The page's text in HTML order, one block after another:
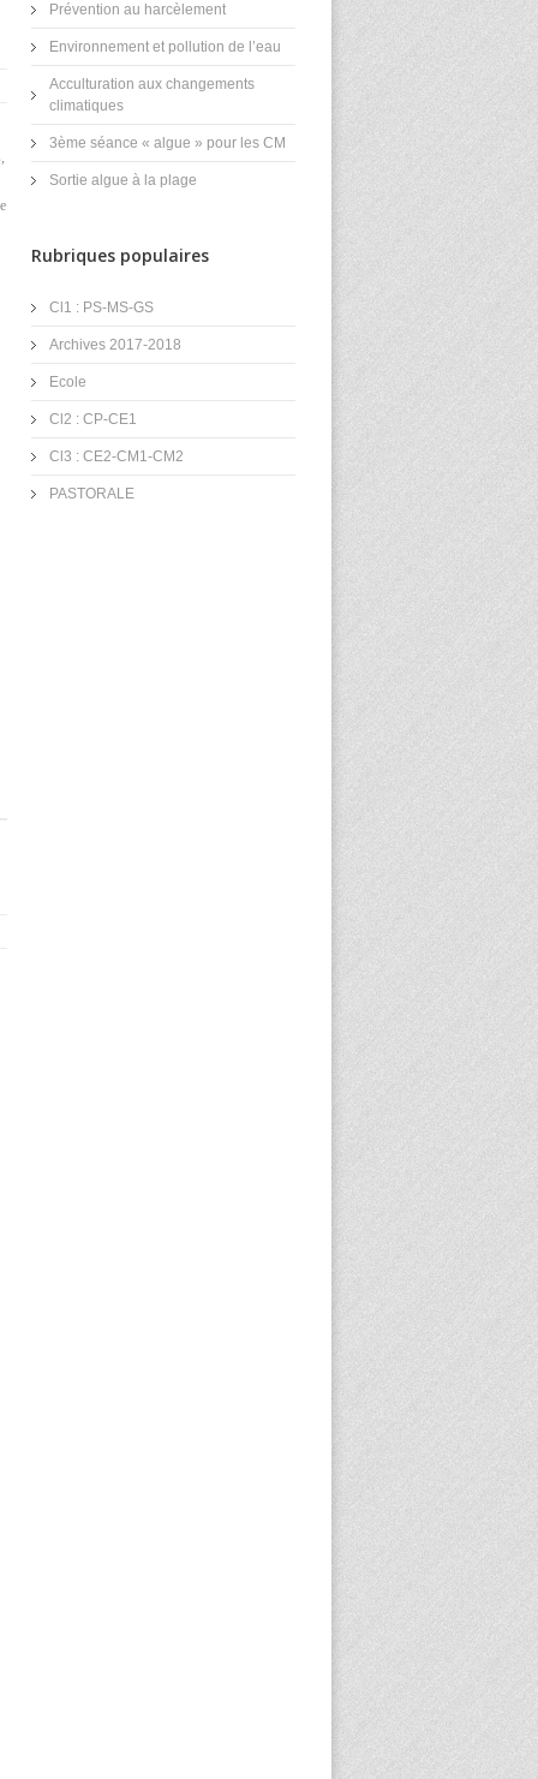
Prévention au harcèlement
Environnement et pollution de l’eau
Acculturation aux changements
climatiques
3ème séance « algue » pour les CM
Sortie algue à la plage
Rubriques populaires
Cl1 : PS-MS-GS
Archives 2017-2018
Ecole
Cl2 : CP-CE1
Cl3 : CE2-CM1-CM2
PASTORALE